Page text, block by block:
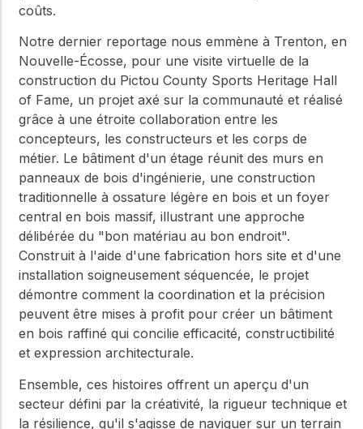
coûts.
Notre dernier reportage nous emmène à Trenton, en
Nouvelle-Écosse, pour une visite virtuelle de la
construction du Pictou County Sports Heritage Hall
of Fame, un projet axé sur la communauté et réalisé
grâce à une étroite collaboration entre les
concepteurs, les constructeurs et les corps de
métier. Le bâtiment d'un étage réunit des murs en
panneaux de bois d'ingénierie, une construction
traditionnelle à ossature légère en bois et un foyer
central en bois massif, illustrant une approche
délibérée du "bon matériau au bon endroit".
Construit à l'aide d'une fabrication hors site et d'une
installation soigneusement séquencée, le projet
démontre comment la coordination et la précision
peuvent être mises à profit pour créer un bâtiment
en bois raffiné qui concilie efficacité, constructibilité
et expression architecturale.
Ensemble, ces histoires offrent un aperçu d'un
secteur défini par la créativité, la rigueur technique et
la résilience, qu'il s'agisse de naviguer sur un terrain